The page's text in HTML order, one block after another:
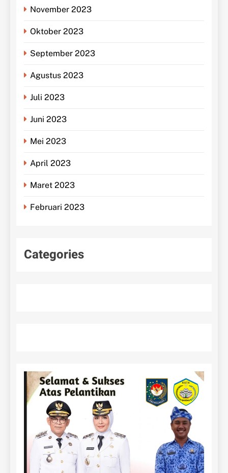
November 2023
Oktober 2023
September 2023
Agustus 2023
Juli 2023
Juni 2023
Mei 2023
April 2023
Maret 2023
Februari 2023
Categories